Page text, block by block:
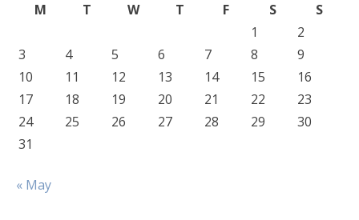
M
T W T F S
S
1
2
3
4 5 6 7 8
9
10
11 12 13 14 15
16
17
18 19 20 21 22
23
24
25 26 27 28 29
30
31
« May